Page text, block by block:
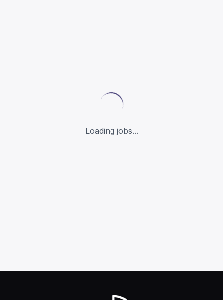
Loading jobs...